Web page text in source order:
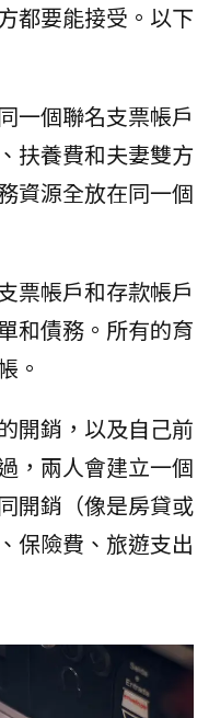
都要能接受。以下
一個聯名支票帳戶
扶養費和夫妻雙方
資源全放在同一個
票帳戶和存款帳戶
和債務。所有的育
。
開銷，以及自己前
，兩人會建立一個
開銷（像是房貸或
保險費、旅遊支出